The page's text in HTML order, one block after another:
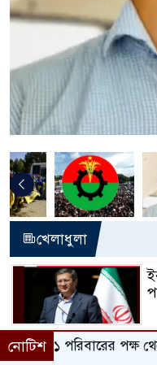
খেলাধুলা
নোটিশআপনাকে অভিনন্দন ও